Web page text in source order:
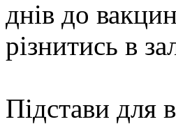
днів до
різнитись в
Підстави для